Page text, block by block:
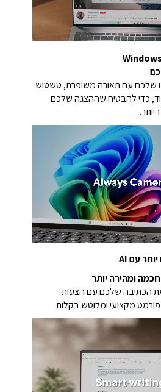
שלכם עם תאורה משופרת, טשטוש
כדי להבטיח שההצגה שלכם
הכתיבה שלכם עם הצעות